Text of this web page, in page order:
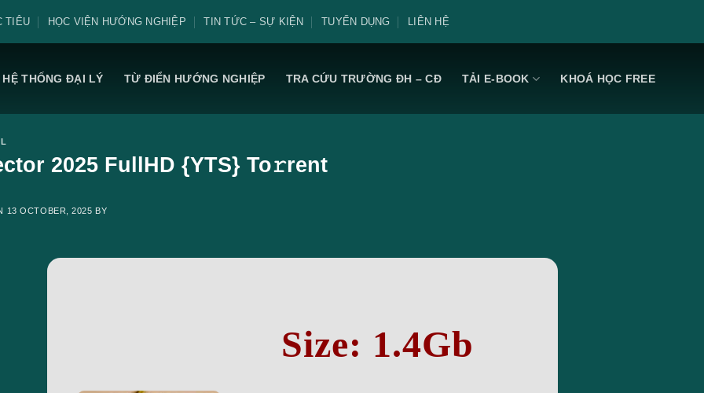
TIÊU HỌC VIỆN HƯỚNG NGHIỆP TIN TỨC – SỰ KIỆN TUYỂN DỤNG LIÊN HỆ
HỆ THỐNG ĐẠI LÝ TỪ ĐIỂN HƯỚNG NGHIỆP TRA CỨU TRƯỜNG ĐH – CĐ TẢI E-BOOK KHOÁ HỌC FREE
2025 FullHD {YTS} To𝚛rent
13 OCTOBER, 2025 BY
Size: 1.4Gb